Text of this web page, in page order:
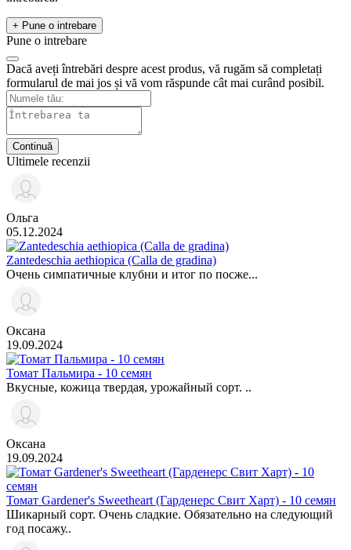
+ Pune o intrebare
Pune o intrebare
Dacă aveți întrebări despre acest produs, vă rugăm să completați
formularul de mai jos și vă vom răspunde cât mai curând posibil.
Continuă
Ultimele recenzii
Ольга
05.12.2024
Zantedeschia aethiopica (Calla de gradina)
Очень симпатичные клубни и итог по посже...
Оксана
19.09.2024
Томат Пальмира - 10 семян
Вкусные, кожица твердая, урожайный сорт. ..
Оксана
19.09.2024
Томат Gardener's Sweetheart (Гарденерс Свит Харт) - 10 семян
Шикарный сорт. Очень сладкие. Обязательно на следующий
год посажу..